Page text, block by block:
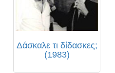
Δάσκαλε τι δίδασκες;
(1983)